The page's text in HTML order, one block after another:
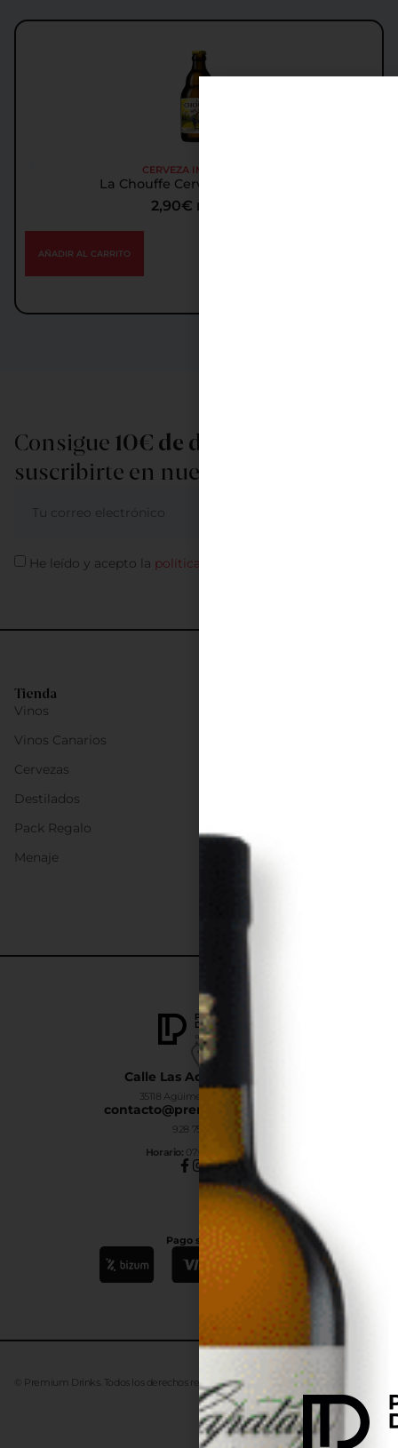
CERVEZA IMPORTADA
La Chouffe Cerveza Importada
2,90€ IGIC incl.
AÑADIR AL CARRITO
Calle Las Adelfas Nº6-B
35118 Agüimes, Las Palmas
contacto@premiumdrinks.es
928 754 363
Horario: 07:00h a 15:00h
Pago seguro
Tienda
Vinos
Vinos Canarios
Cervezas
Destilados
Pack Regalo
Menaje
Consigue 10€ de descuento
suscribirte en nuestra newsletter
He leído y acepto la política de privacidad
© Premium Drinks. Todos los derechos reservados. Desarrollado Advanze